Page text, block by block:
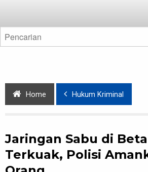
Home Hukum Kriminal
Jaringan Sabu di
Terkuak, Polisi